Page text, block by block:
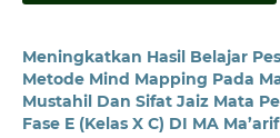
Meningkatkan Hasil Belajar
Metode Mind Mapping Pada
Mustahil Dan Sifat Jaiz Mata
Fase E (Kelas X C) DI MA